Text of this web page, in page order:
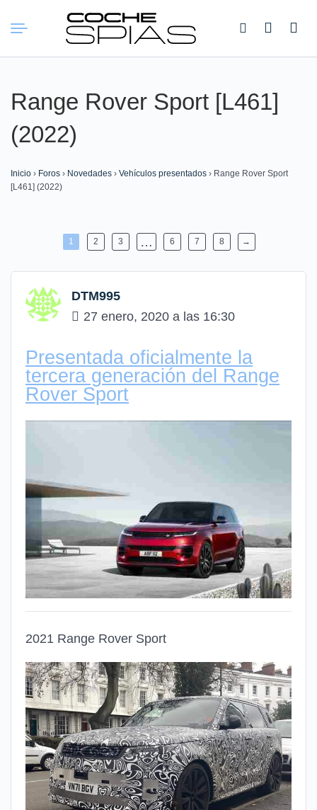
Buscar:
Range Rover Sport [L461]
(2022)
Inicio › Foros › Novedades › Vehículos presentados › Range Rover Sport
[L461] (2022)
1 2 3 … 6 7 8 →
DTM995
27 enero, 2020 a las 16:30
Presentada oficialmente la
tercera generación del Range
Rover Sport
2021 Range Rover Sport